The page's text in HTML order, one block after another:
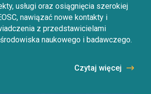
usługi oraz osiągnięcia szerokiej
nawiązać nowe kontakty i
z przedstawicielami
naukowego i badawczego.
Czytaj więcej